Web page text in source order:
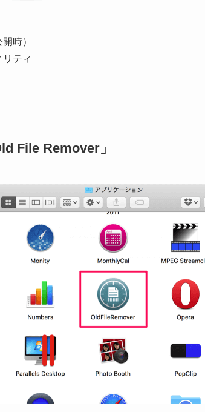
時）
ティ
File Remover」